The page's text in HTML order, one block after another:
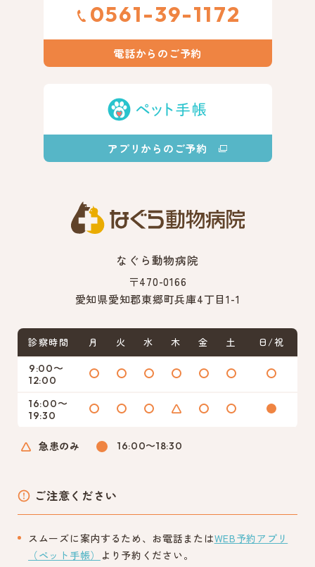
0561-39-1172
電話からのご予約
アプリからのご予約
なぐら動物病院
〒470-0166
愛知県愛知郡東郷町兵庫4丁目1-1
診察時間 月 火 水 木 金 土 日/祝
9:00〜
12:00
16:00〜
19:30
急患のみ 16:00〜18:30
ご注意ください
スムーズに案内するため、お電話またはWEB予約アプリ
（ペット手帳）
より予約ください。